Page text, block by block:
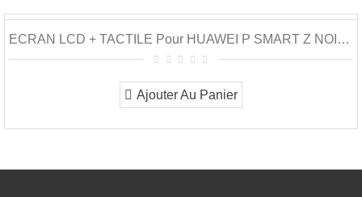
ECRAN LCD + TACTILE Pour HUAWEI P SMART Z NOIR...
Ajouter Au Panier